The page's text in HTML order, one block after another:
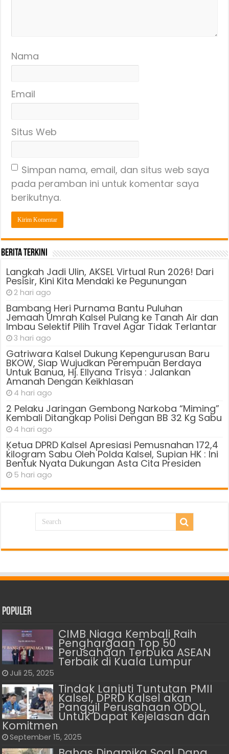
Nama
Email
Situs Web
Simpan nama, email, dan situs web saya
pada peramban ini untuk komentar saya
berikutnya.
Berita Terkini
Langkah Jadi Ulin, AKSEL Virtual Run 2026! Dari
Pesisir, Kini Kita Mendaki ke Pegunungan
2 hari ago
Bambang Heri Purnama Bantu Puluhan
Jemaah Umrah Kalsel Pulang ke Tanah Air dan
Imbau Selektif Pilih Travel Agar Tidak Terlantar
3 hari ago
Gatriwara Kalsel Dukung Kepengurusan Baru
BKOW, Siap Wujudkan Perempuan Berdaya
Untuk Banua, Hj. Ellyana Trisya : Jalankan
Amanah Dengan Keikhlasan
4 hari ago
2 Pelaku Jaringan Gembong Narkoba “Miming”
Kembali Ditangkap Polisi Dengan BB 32 Kg Sabu
4 hari ago
Ķetua DPRD Kalsel Apresiasi Pemusnahan 172,4
kilogram Sabu Oleh Polda Kalsel, Supian HK : Ini
Bentuk Nyata Dukungan Asta Cita Presiden
5 hari ago
Populer
CIMB Niaga Kembali Raih
Penghargaan Top 50
Perusahaan Terbuka ASEAN
Terbaik di Kuala Lumpur
Juli 25, 2025
Tindak Lanjuti Tuntutan PMII
Kalsel, DPRD Kalsel akan
Panggil Perusahaan ODOL,
Untuk Dapat Kejelasan dan
Komitmen
September 15, 2025